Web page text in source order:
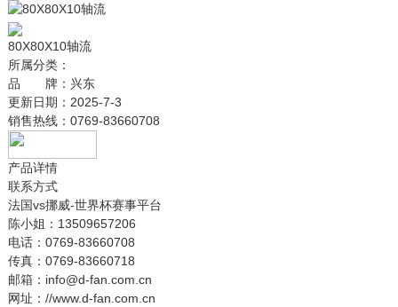
80X80X10轴流
所属分类：
品 牌： 兴东
更新日期： 2025-7-3
销售热线： 0769-83660708
产品详情
联系方式
法国vs挪威-世界杯赛事平台
陈小姐：13509657206
电话：0769-83660708
传真：0769-83660718
邮箱：info@d-fan.com.cn
网址：//www.d-fan.com.cn